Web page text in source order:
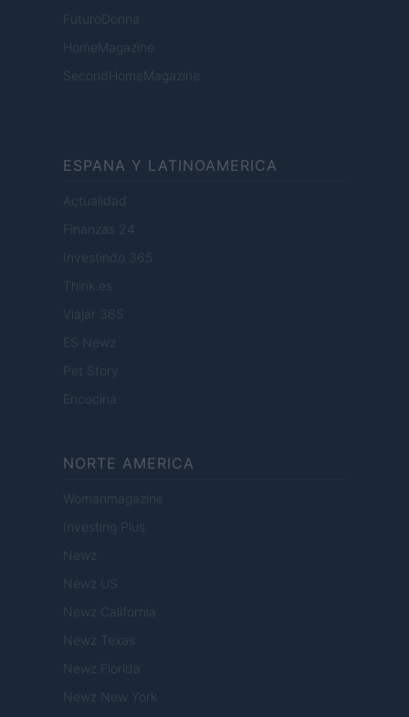
FuturoDonna
HomeMagazine
SecondHomeMagazine
ESPANA Y LATINOAMERICA
Actualidad
Finanzas 24
Investindo 365
Think.es
Viajar 365
ES Newz
Pet Story
Encocina
NORTE AMERICA
Womanmagazine
Investing Plus
Newz
Newz US
Newz California
Newz Texas
Newz Florida
Newz New York